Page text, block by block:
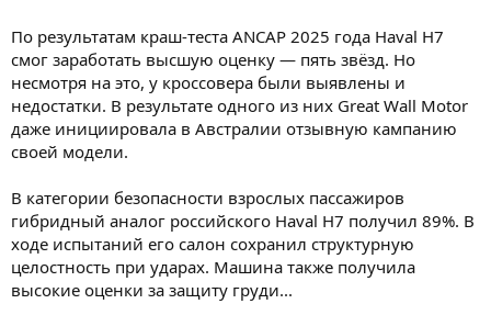
По результатам краш-теста ANCAP 2025 года Haval H7
смог заработать высшую оценку — пять звёзд. Но
несмотря на это, у кроссовера были выявлены и
недостатки. В результате одного из них Great Wall Motor
даже инициировала в Австралии отзывную кампанию
своей модели.
В категории безопасности взрослых пассажиров
гибридный аналог российского Haval H7 получил 89%. В
ходе испытаний его салон сохранил структурную
целостность при ударах. Машина также получила
высокие оценки за защиту груди...